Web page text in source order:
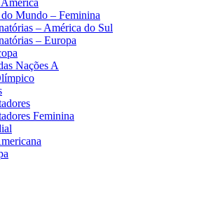
Mundo – Feminina
– América do Sul
– Europa
Nações A
Feminina